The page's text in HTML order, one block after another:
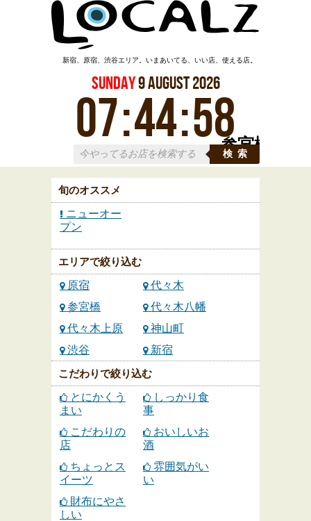
参宮橋
新宿、原宿、渋谷エリア。いまあいてる、いい店、使える店。
Sunday9August2026
07:44:58
検索
旬のオススメ
ニューオー
プン
エリアで絞り込む
原宿
代々木
参宮橋
代々木八幡
代々木上原
神山町
渋谷
新宿
こだわりで絞り込む
とにかくう
まい
しっかり食
事
こだわりの
店
おいしいお
酒
ちょっとス
イーツ
雰囲気がい
い
財布にやさ
しい